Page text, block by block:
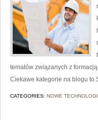
tematów związanych z
Ciekawe kategorie na blogu to
CATEGORIES: NOWE